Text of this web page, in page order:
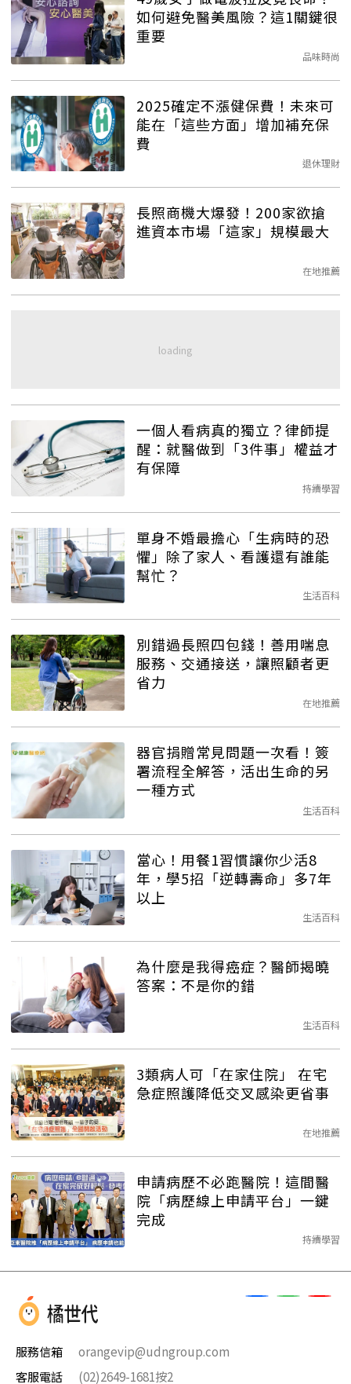
如何避免醫美風險？這1關鍵很
重要
品味時尚
2025確定不漲健保費！未來可
能在「這些方面」增加補充保
費
退休理財
長照商機大爆發！200家欲搶
進資本市場「這家」規模最大
在地推薦
一個人看病真的獨立？律師提
醒：就醫做到「3件事」權益才
有保障
持續學習
單身不婚最擔心「生病時的恐
懼」除了家人、看護還有誰能
幫忙？
生活百科
別錯過長照四包錢！善用喘息
服務、交通接送，讓照顧者更
省力
在地推薦
器官捐贈常見問題一次看！簽
署流程全解答，活出生命的另
一種方式
生活百科
當心！用餐1習慣讓你少活8
年，學5招「逆轉壽命」多7年
以上
生活百科
為什麼是我得癌症？醫師揭曉
答案：不是你的錯
生活百科
3類病人可「在家住院」 在宅
急症照護降低交叉感染更省事
在地推薦
申請病歷不必跑醫院！這間醫
院「病歷線上申請平台」一鍵
完成
持續學習
服務信箱
orangevip@udngroup.com
客服電話
(02)2649-1681按2